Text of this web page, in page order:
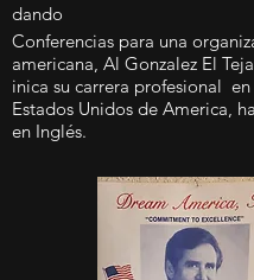
dando
Conferencias para una
americana, Al Gonzalez El
inica su carrera profesional
Estados Unidos de America,
en Inglés.